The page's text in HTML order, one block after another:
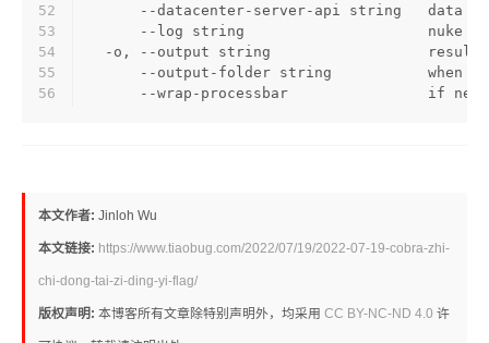
52
53
54
55
56
--datacenter-server-api string   data
--log string                     nuke
-o, --output string
--output-folder string           when
--wrap-processbar                if
本文作者: Jinloh Wu
本文链接: https://www.tiaobug.com/2022/07/19/2022-07-19-cobra-zhi-
chi-dong-tai-zi-ding-yi-flag/
版权声明: 本博客所有文章除特别声明外，均采用 CC BY-NC-ND 4.0 许